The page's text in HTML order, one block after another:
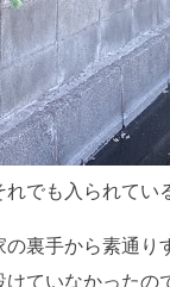
でも入られてい
裏手から素通り
ていなかったの